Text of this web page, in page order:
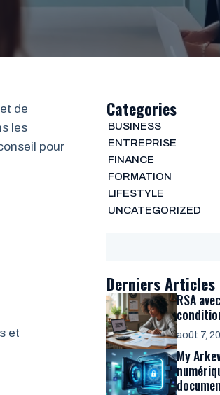
de
les
pour
et
Categories
BUSINESS
ENTREPRISE
FINANCE
FORMATION
LIFESTYLE
UNCATEGORIZED
Derniers Articles
RSA
août 7,
My